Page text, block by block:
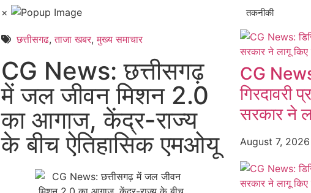
×
छत्तीसगढ,ताजा खबर,मुख्य समाचार​
CG News: छत्तीसगढ़
में जल जीवन मिशन 2.0
का आगाज, केंद्र-राज्य
के बीच ऐतिहासिक एमओयू
तकनीकी
CG
गिरदावरी
सरकार ने
August 7,